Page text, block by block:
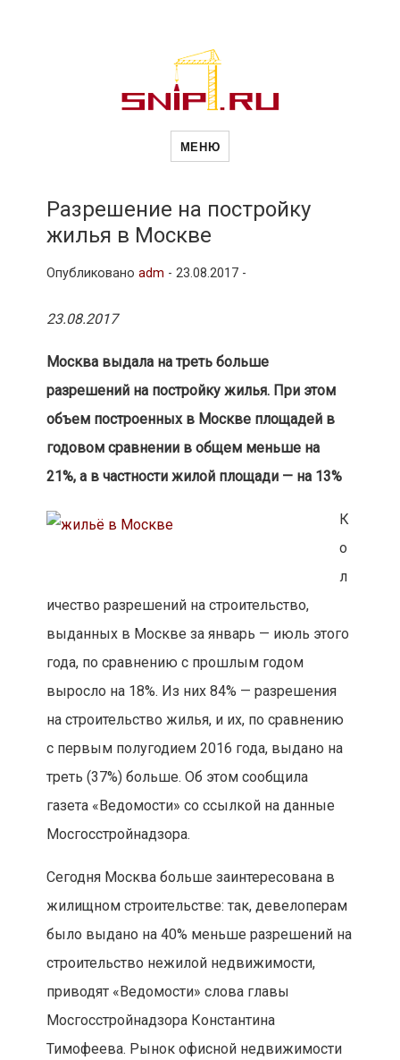
Новости
и
другие связанные со стройкой
рубрики
МЕНЮ
Разрешение на постройку
жилья в Москве
Опубликовано adm - 23.08.2017 -
23.08.2017
Москва выдала на треть больше
разрешений на постройку жилья. При этом
объем построенных в Москве площадей в
годовом сравнении в общем меньше на
21%, а в частности жилой площади — на 13%
К
о
л
ичество разрешений на строительство,
выданных в Москве за январь — июль этого
года, по сравнению с прошлым годом
выросло на 18%. Из них 84% — разрешения
на строительство жилья, и их, по сравнению
с первым полугодием 2016 года, выдано на
треть (37%) больше. Об этом сообщила
газета «Ведомости» со ссылкой на данные
Мосгосстройнадзора.
Сегодня Москва больше заинтересована в
жилищном строительстве: так, девелоперам
было выдано на 40% меньше разрешений на
строительство нежилой недвижимости,
приводят «Ведомости» слова главы
Мосгосстройнадзора Константина
Тимофеева. Рынок офисной недвижимости